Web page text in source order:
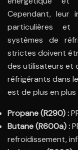
Cependant, leur
particulières et
systèmes de
strictes doivent
des utilisateurs et
réfrigérants dans
est de plus en
Propane (R290) :
Butane (R600a) :
refroidissement,